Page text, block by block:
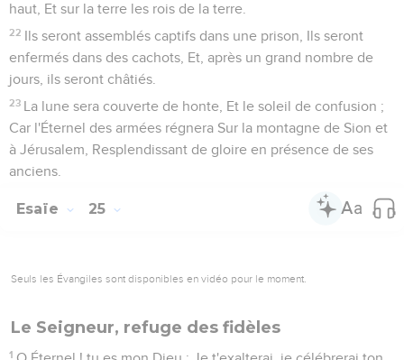
haut, Et sur la terre les rois de la terre.
22 Ils seront assemblés captifs dans une prison, Ils seront
enfermés dans des cachots, Et, après un grand nombre de
jours, ils seront châtiés.
23 La lune sera couverte de honte, Et le soleil de confusion ;
Car l'Éternel des armées régnera Sur la montagne de Sion et
à Jérusalem, Resplendissant de gloire en présence de ses
anciens.
Esaïe 25
Seuls les Évangiles sont disponibles en vidéo pour le moment.
Le Seigneur, refuge des fidèles
1